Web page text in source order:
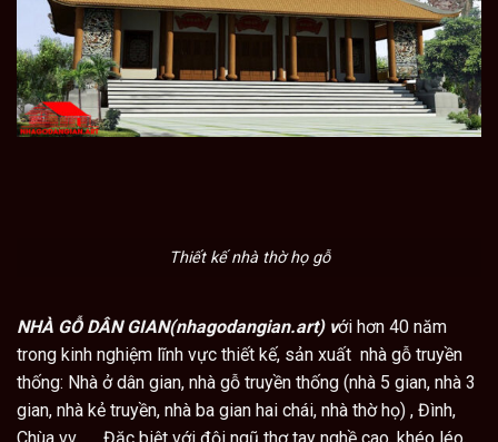
Thiết kế nhà thờ họ gỗ
NHÀ GỖ DÂN GIAN(nhagodangian.art) với hơn 40 năm
trong kinh nghiệm lĩnh vực thiết kế, sản xuất nhà gỗ truyền
thống: Nhà ở dân gian, nhà gỗ truyền thống (nhà 5 gian, nhà 3
gian, nhà kẻ truyền, nhà ba gian hai chái, nhà thờ họ) , Đình,
Chùa vv… . Đặc biệt với đội ngũ thợ tay nghề cao, khéo léo,